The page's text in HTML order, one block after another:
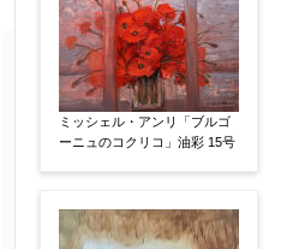
作品の画題 【任意】
日本画
油彩画
ミッシェル・アンリ「ブルゴ
ーニュのコクリコ」油彩 15号